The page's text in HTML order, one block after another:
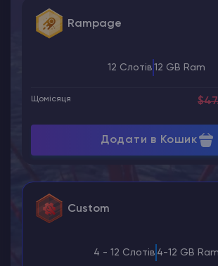
Rampage
12 Слотів 12 GB Ram
Щомісяця
Додати в Кошик
Custom
4 - 12 Слотів 4-12 GB Ram